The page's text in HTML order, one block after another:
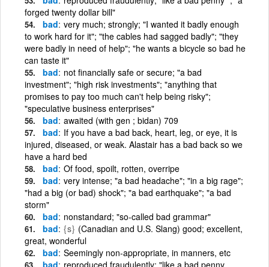
forged twenty dollar bill"
bad very much; strongly; "I wanted it badly enough
to work hard for it"; "the cables had sagged badly"; "they
were badly in need of help"; "he wants a bicycle so bad he
can taste it"
bad not financially safe or secure; "a bad
investment"; "high risk investments"; "anything that
promises to pay too much can't help being risky";
"speculative business enterprises"
bad awaited (with gen ; bidan) 709
bad If you have a bad back, heart, leg, or eye, it is
injured, diseased, or weak. Alastair has a bad back so we
have a hard bed
bad Of food, spoilt, rotten, overripe
bad very intense; "a bad headache"; "in a big rage";
"had a big (or bad) shock"; "a bad earthquake"; "a bad
storm"
bad nonstandard; "so-called bad grammar"
bad {s} (Canadian and U.S. Slang) good; excellent,
great, wonderful
bad Seemingly non-appropriate, in manners, etc
bad reproduced fraudulently; "like a bad penny